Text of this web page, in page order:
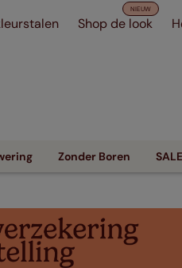
Shop de look
Zonder Boren SALE